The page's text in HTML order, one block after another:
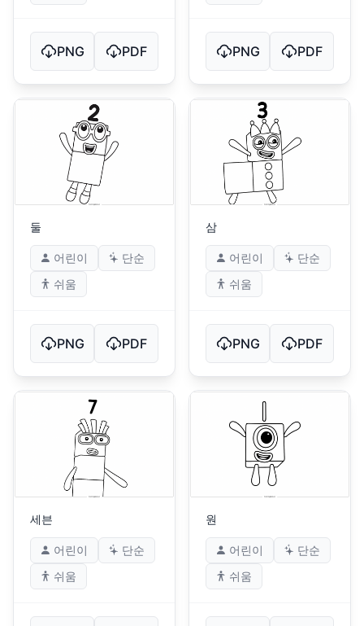
PNG PDF PNG PDF
둘
어린이
단순
쉬움
PNG PDF
삼
어린이
단순
쉬움
PNG PDF
세븐
어린이
단순
쉬움
원
어린이
단순
쉬움